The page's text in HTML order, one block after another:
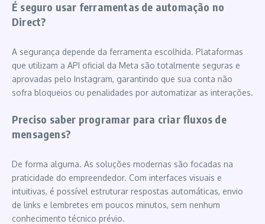
É seguro usar ferramentas de automação no
Direct?
A segurança depende da ferramenta escolhida. Plataformas
que utilizam a API oficial da Meta são totalmente seguras e
aprovadas pelo Instagram, garantindo que sua conta não
sofra bloqueios ou penalidades por automatizar as interações.
Preciso saber programar para criar fluxos de
mensagens?
De forma alguma. As soluções modernas são focadas na
praticidade do empreendedor. Com interfaces visuais e
intuitivas, é possível estruturar respostas automáticas, envio
de links e lembretes em poucos minutos, sem nenhum
conhecimento técnico prévio.